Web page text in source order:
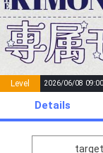
Level 2026/06/08
Points
0
Details